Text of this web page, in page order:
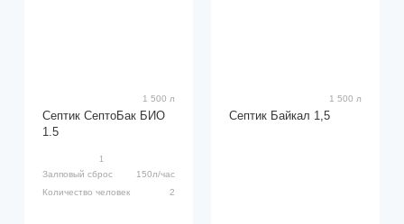
1 500 л
Септик СептоБак БИО
1.5
1
Залповый сброс
150л/час
Количество человек
2
1 500 л
Септик Байкал 1,5